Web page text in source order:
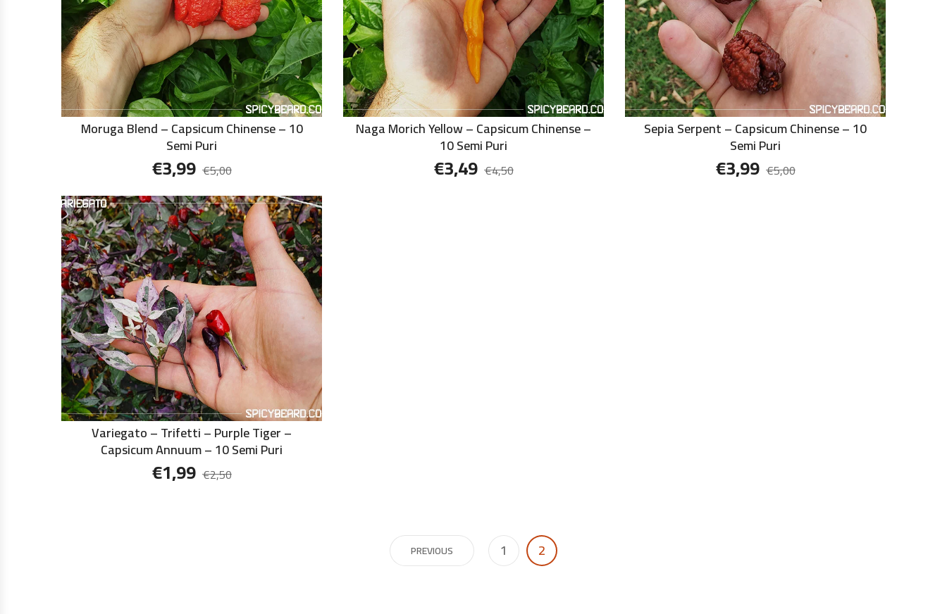
Moruga Blend – Capsicum Chinense – 10
Semi Puri
€5,00
€3,99
Naga Morich Yellow – Capsicum Chinense –
10 Semi Puri
€4,50
€3,49
Sepia Serpent – Capsicum Chinense – 10
Semi Puri
€5,00
€3,99
Variegato – Trifetti – Purple Tiger –
Capsicum Annuum – 10 Semi Puri
€2,50
€1,99
PREVIOUS 1 2